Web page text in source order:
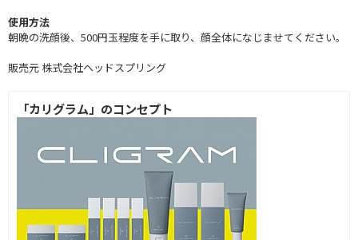
使用方法
朝晩の洗顔後、500円玉程度を手に取り、顔全体になじませてください。
販売元 株式会社ヘッドスプリング
「カリグラム」のコンセプト